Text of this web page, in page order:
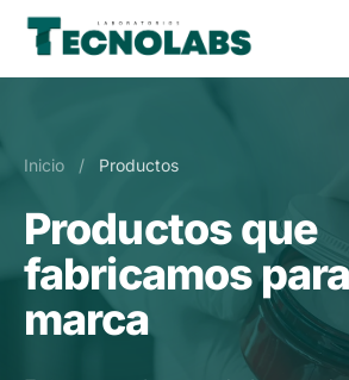
Inicio / Productos
Productos que
fabricamos
marca